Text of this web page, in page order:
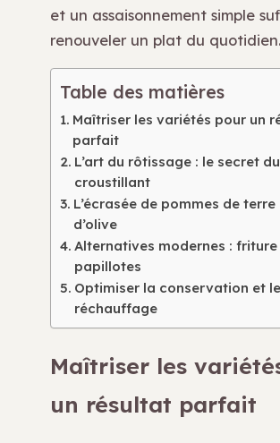
et un assaisonnement simple
renouveler un plat du quotidien.
Table des matières
Maîtriser les variétés pour un
parfait
L’art du rôtissage : le secret du
croustillant
L’écrasée de pommes de terre
d’olive
Alternatives modernes :
papillotes
Optimiser la conservation et le
réchauffage
Maîtriser les
un résultat parfait